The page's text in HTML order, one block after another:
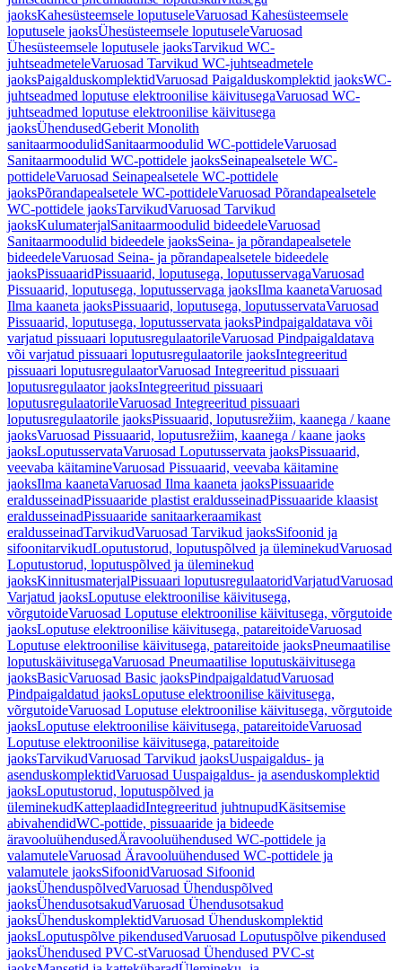
jaoksKahesüsteemsele loputuseleVaruosad Kahesüsteemsele
loputusele jaoksÜhesüsteemsele loputuseleVaruosad
Ühesüsteemsele loputusele jaoksTarvikud WC-
juhtseadmeteleVaruosad Tarvikud WC-juhtseadmetele
jaoksPaigalduskomplektidVaruosad Paigalduskomplektid jaoksWC-
juhtseadmed loputuse elektroonilise käivitusegaVaruosad WC-
juhtseadmed loputuse elektroonilise käivitusega
jaoksÜhendusedGeberit Monolith
sanitaarmoodulidSanitaarmoodulid WC-pottideleVaruosad
Sanitaarmoodulid WC-pottidele jaoksSeinapealsetele WC-
pottideleVaruosad Seinapealsetele WC-pottidele
jaoksPõrandapealsetele WC-pottideleVaruosad Põrandapealsetele
WC-pottidele jaoksTarvikudVaruosad Tarvikud
jaoksKulumaterjalSanitaarmoodulid bideedeleVaruosad
Sanitaarmoodulid bideedele jaoksSeina- ja põrandapealsetele
bideedeleVaruosad Seina- ja põrandapealsetele bideedele
jaoksPissuaaridPissuaarid, loputusega, loputusservagaVaruosad
Pissuaarid, loputusega, loputusservaga jaoksIlma kaanetaVaruosad
Ilma kaaneta jaoksPissuaarid, loputusega, loputusservataVaruosad
Pissuaarid, loputusega, loputusservata jaoksPindpaigaldatava või
varjatud pissuaari loputusregulaatorileVaruosad Pindpaigaldatava
või varjatud pissuaari loputusregulaatorile jaoksIntegreeritud
pissuaari loputusregulaatorVaruosad Integreeritud pissuaari
loputusregulaator jaoksIntegreeritud pissuaari
loputusregulaatorileVaruosad Integreeritud pissuaari
loputusregulaatorile jaoksPissuaarid, loputusrežiim, kaanega / kaane
jaoksVaruosad Pissuaarid, loputusrežiim, kaanega / kaane jaoks
jaoksLoputusservataVaruosad Loputusservata jaoksPissuaarid,
veevaba käitamineVaruosad Pissuaarid, veevaba käitamine
jaoksIlma kaanetaVaruosad Ilma kaaneta jaoksPissuaaride
eraldusseinadPissuaaride plastist eraldusseinadPissuaaride klaasist
eraldusseinadPissuaaride sanitaarkeraamikast
eraldusseinadTarvikudVaruosad Tarvikud jaoksSifoonid ja
sifoonitarvikudLoputustorud, loputuspõlved ja üleminekudVaruosad
Loputustorud, loputuspõlved ja üleminekud
jaoksKinnitusmaterjalPissuaari loputusregulaatoridVarjatudVaruosad
Varjatud jaoksLoputuse elektroonilise käivitusega,
võrgutoideVaruosad Loputuse elektroonilise käivitusega, võrgutoide
jaoksLoputuse elektroonilise käivitusega, patareitoideVaruosad
Loputuse elektroonilise käivitusega, patareitoide jaoksPneumaatilise
loputuskäivitusegaVaruosad Pneumaatilise loputuskäivitusega
jaoksBasicVaruosad Basic jaoksPindpaigaldatudVaruosad
Pindpaigaldatud jaoksLoputuse elektroonilise käivitusega,
võrgutoideVaruosad Loputuse elektroonilise käivitusega, võrgutoide
jaoksLoputuse elektroonilise käivitusega, patareitoideVaruosad
Loputuse elektroonilise käivitusega, patareitoide
jaoksTarvikudVaruosad Tarvikud jaoksUuspaigaldus- ja
asenduskomplektidVaruosad Uuspaigaldus- ja asenduskomplektid
jaoksLoputustorud, loputuspõlved ja
üleminekudKatteplaadidIntegreeritud juhtnupudKäsitsemise
abivahendidWC-pottide, pissuaaride ja bideede
äravooluühendusedÄravooluühendused WC-pottidele ja
valamuteleVaruosad Äravooluühendused WC-pottidele ja
valamutele jaoksSifoonidVaruosad Sifoonid
jaoksÜhenduspõlvedVaruosad Ühenduspõlved
jaoksÜhendusotsakudVaruosad Ühendusotsakud
jaoksÜhenduskomplektidVaruosad Ühenduskomplektid
jaoksLoputuspõlve pikendusedVaruosad Loputuspõlve pikendused
jaoksÜhendused PVC-stVaruosad Ühendused PVC-st